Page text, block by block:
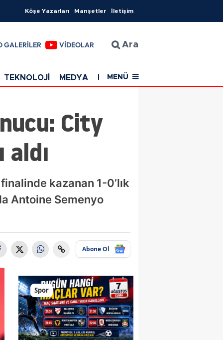
Köşe Yazarları Manşetler İletişim
GALERİLER VİDEOLAR Ara
TEKNOLOJİ MEDYA EĞİTİM SAĞLIK
MENÜ
City
kazanan 1-0’lık
Antoine Semenyo
Abone Ol
Spor